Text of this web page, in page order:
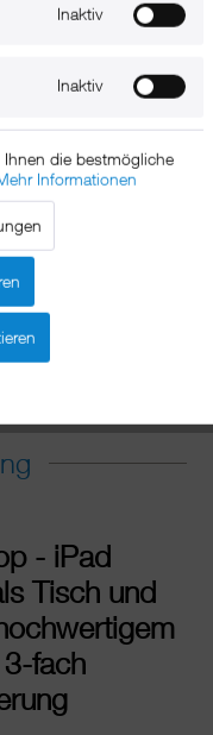
- iPad
Tisch und
fach
Inaktiv
Inaktiv
die bestmögliche
Informationen